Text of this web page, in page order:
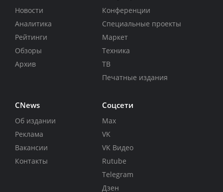
Новости
Аналитика
Рейтинги
Обзоры
Архив
Конференции
Специальные проекты
Маркет
Техника
ТВ
Печатные издания
CNews
Об издании
Реклама
Вакансии
Контакты
Соцсети
Max
VK
VK Видео
Rutube
Telegram
Дзен